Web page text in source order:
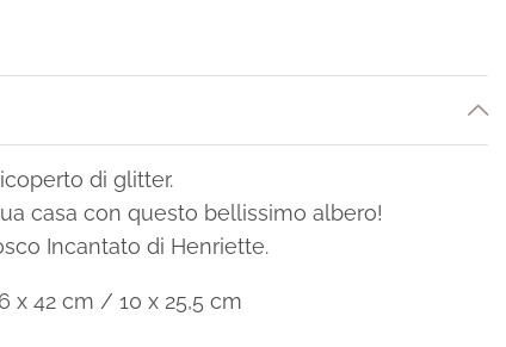
di glitter.
casa con questo bellissimo albero!
Incantato di Henriette.
x 42 cm / 10 x 25,5 cm